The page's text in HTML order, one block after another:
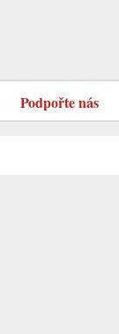
Podpořte nás